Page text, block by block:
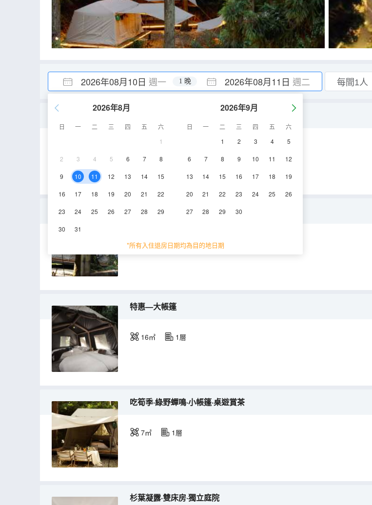
2026年08月10日 週一 2026年08月11日 週二
1 晚
2026年8月
日 一 二 三 四 五
六
1
2 3 4 5 6 7 8
9 10 11 12 13 14 15
16 17 18 19 20 21 22
23 24 25 26 27 28 29
30 31
2026年9月
日 一 二 三 四 五
六
1
2 3 4 5
6 7 8 9 10 11 12
13 14 15 16 17 18 19
20 21 22 23 24 25 26
27 28 29 30
*所有入住退房日期均為目的地日期
挖野菜季·夜幕星空·大帳篷·桌遊賞茶
16㎡ 1層
特惠—大帳篷
16㎡ 1層
吃筍季·綠野蟬鳴·小帳篷·桌遊賞茶
7㎡ 1層
杉葉凝露·雙床房·獨立庭院